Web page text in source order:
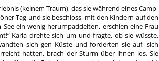
(keinem Traum), das sie während eines Camp-
Tag und sie beschloss, mit den Kindern auf den
ein wenig herumpaddelten, erschien eine Frau
Karla drehte sich um und fragte, ob sie wüsste,
sich gen Küste und forderten sie auf, sich
hatten, brach der Sturm über ihnen los. Sie